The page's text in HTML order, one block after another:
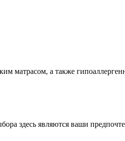
матрасом, а также
здесь являются ваши